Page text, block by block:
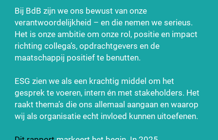
Bij BdB zijn we ons bewust van onze
verantwoordelijkheid – en die nemen we serieus.
Het is onze ambitie om onze rol, positie en impact
richting collega’s, opdrachtgevers en de
maatschappij positief te benutten.
ESG zien we als een krachtig middel om het
gesprek te voeren, intern én met stakeholders. Het
raakt thema’s die ons allemaal aangaan en waarop
wij als organisatie echt invloed kunnen uitoefenen.